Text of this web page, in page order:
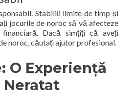
Stabiliți limite de timp și
jocurile de noroc să vă afecteze
financiară. Dacă simțiți că aveți
noroc, căutați ajutor profesional.
O Experiență
Neratat